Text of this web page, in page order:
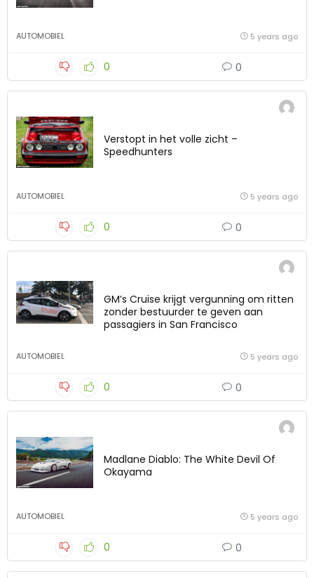
AUTOMOBIEL 5 years ago
0 0
Verstopt in het volle zicht –
Speedhunters
AUTOMOBIEL 5 years ago
0 0
GM’s Cruise krijgt vergunning om ritten
zonder bestuurder te geven aan
passagiers in San Francisco
AUTOMOBIEL 5 years ago
0 0
Madlane Diablo: The White Devil Of
Okayama
AUTOMOBIEL 5 years ago
0 0